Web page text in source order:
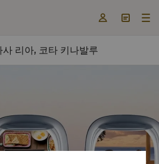
  
사 리아, 코타 키나발루